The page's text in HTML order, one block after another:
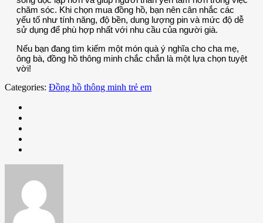
chăm sóc. Khi chọn mua đồng hồ, bạn nên cân nhắc các
yếu tố như tính năng, độ bền, dung lượng pin và mức độ dễ
sử dụng để phù hợp nhất với nhu cầu của người già.
Nếu bạn đang tìm kiếm một món quà ý nghĩa cho cha mẹ,
ông bà, đồng hồ thông minh chắc chắn là một lựa chọn tuyệt
vời!
Categories: Đồng hồ thông minh trẻ em